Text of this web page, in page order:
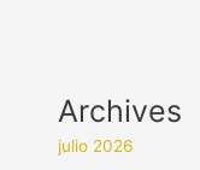
Archives
julio 2026